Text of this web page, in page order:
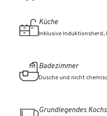
Küche
Inklusive Induktionsherd,
Badezimmer
Dusche und nicht
Grundlegendes